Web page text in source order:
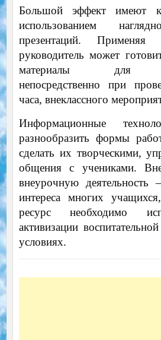
Большой эффект имеют
использованием
презентаций.
руководитель может
материалы для
непосредственно при
часа, внеклассного
Информационные
разнообразить формы
сделать их творческими,
общения с учениками.
внеурочную
интереса многих
ресурс необходимо
активизации
условиях.